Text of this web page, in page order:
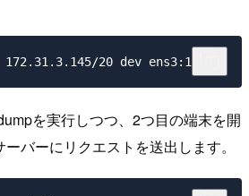
を実行しつつ、2つ目の端末を開
バーにリクエストを送出します。